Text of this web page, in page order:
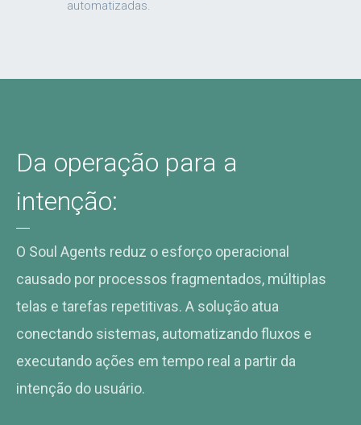
automatizadas.
Da operação para a
intenção:
O Soul Agents reduz o esforço operacional
causado por processos fragmentados, múltiplas
telas e tarefas repetitivas. A solução atua
conectando sistemas, automatizando fluxos e
executando ações em tempo real a partir da
intenção do usuário.